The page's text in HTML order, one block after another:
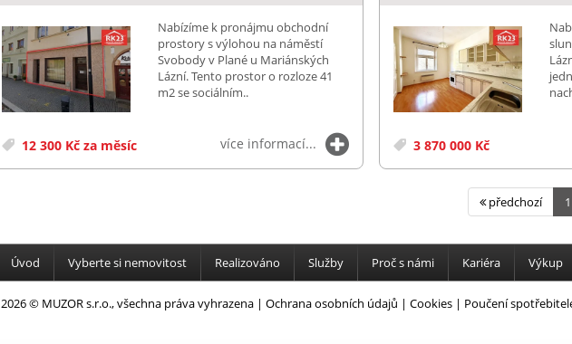
Nabízíme k pronájmu obchodní
prostory s výlohou na náměstí
Svobody v Plané u Mariánských
Lázní. Tento prostor o rozloze 41
m2 se sociálním..
12 300 Kč za měsíc více informací... 3 870 000 Kč
předchozí 1
Úvod Vyberte si nemovitost Realizováno Služby Proč s námi Kariéra Výkup
2026 © MUZOR s.r.o., všechna práva vyhrazena | Ochrana osobních údajů | Cookies| Poučení